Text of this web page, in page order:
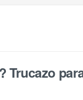
Trucazo